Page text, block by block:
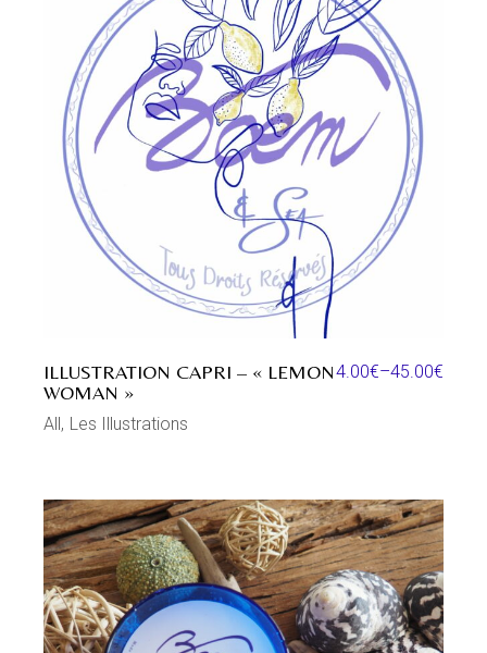
ILLUSTRATION CAPRI – « LEMON
WOMAN »
4.00€–45.00€
All Les Illustrations